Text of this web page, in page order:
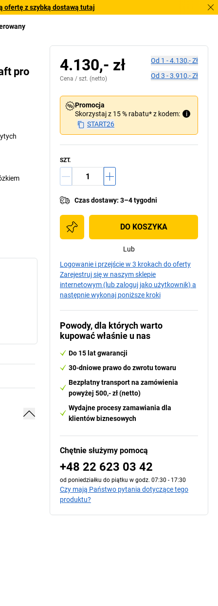
ofertę z szybką dostawą tutaj
pro 4.130,- zł
Cena / szt. (netto)
Od 1 -4.130,- Zł
Od 3 -3.910,- Zł
Promocja
Skorzystaj z 15 % rabatu* z kodem:
i
START26
SZT.
Czas dostawy: 3–4 tygodni
DO KOSZYKA
Lub
Logowanie i przejście w 3 krokach do oferty
Zarejestruj się w naszym sklepie
internetowym (lub zaloguj jako użytkownik) a
następnie wykonaj poniższe kroki
Powody, dla których warto
kupować właśnie u nas
Do 15 lat gwarancji
30-dniowe prawo do zwrotu towaru
Bezpłatny transport na zamówienia
powyżej 500,- zł (netto)
Wydajne procesy zamawiania dla
klientów biznesowych
Chętnie służymy pomocą
+48 22 623 03 42
od poniedziałku do piątku w godz. 07:30 - 17:30
Czy mają Państwo pytania dotyczące tego
produktu?